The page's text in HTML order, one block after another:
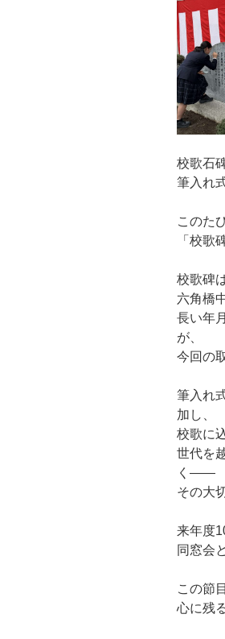
校歌石
筆入れ
このた
「校歌
校歌碑
六角橋
長い年
が、
今回の
筆入れ
加し、
校歌に
世代を
く——
その大
来年度
同窓会
この節
心に残